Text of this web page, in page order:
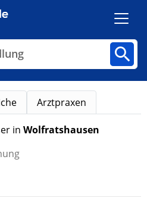
Arztpraxen
in Wolfratshausen